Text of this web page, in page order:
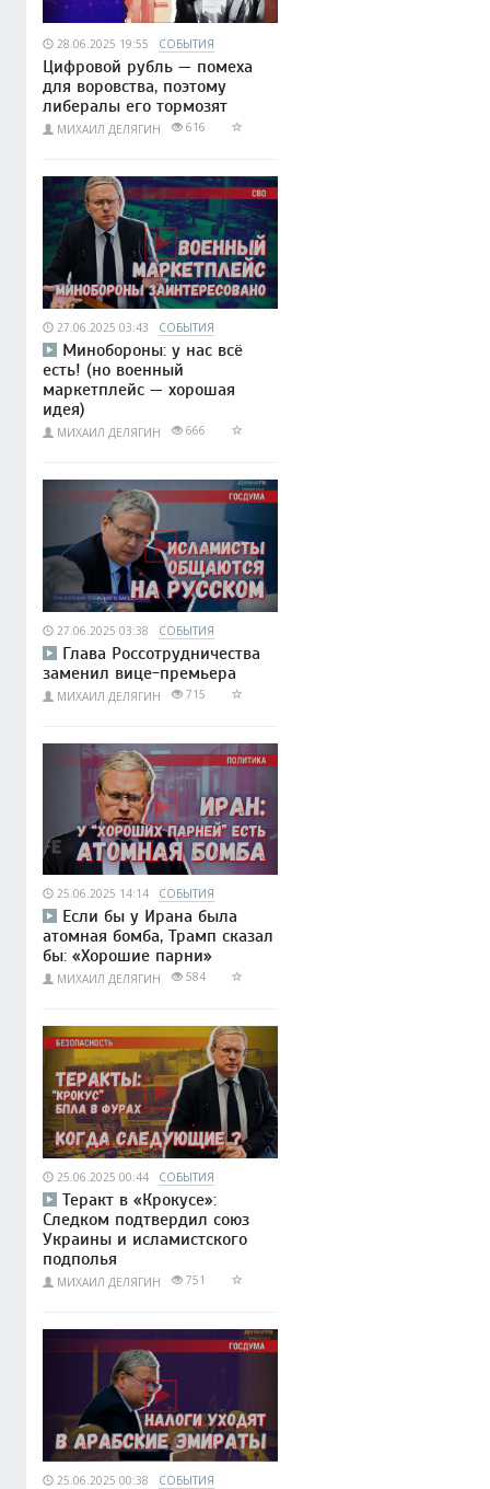
28.06.2025 19:55 СОБЫТИЯ
Цифровой рубль — помеха
для воровства, поэтому
либералы его тормозят
МИХАИЛ ДЕЛЯГИН 616
27.06.2025 03:43 СОБЫТИЯ
Минобороны: у нас всё
есть! (но военный
маркетплейс — хорошая
идея)
МИХАИЛ ДЕЛЯГИН 666
27.06.2025 03:38 СОБЫТИЯ
Глава Россотрудничества
заменил вице-премьера
МИХАИЛ ДЕЛЯГИН 715
25.06.2025 14:14 СОБЫТИЯ
Если бы у Ирана была
атомная бомба, Трамп сказал
бы: «Хорошие парни»
МИХАИЛ ДЕЛЯГИН 584
25.06.2025 00:44 СОБЫТИЯ
Теракт в «Крокусе»:
Следком подтвердил союз
Украины и исламистского
подполья
МИХАИЛ ДЕЛЯГИН 751
25.06.2025 00:38 СОБЫТИЯ